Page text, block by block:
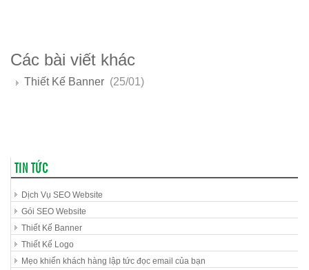
Các bài viết khác
Thiết Kế Banner (25/01)
TIN TỨC
Dịch Vụ SEO Website
Gói SEO Website
Thiết Kế Banner
Thiết Kế Logo
Mẹo khiến khách hàng lập tức đọc email của bạn